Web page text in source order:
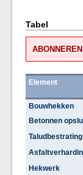
Tabel
Element
Bouwhekken
Betonnen
Taludbestrating
Hekwerk